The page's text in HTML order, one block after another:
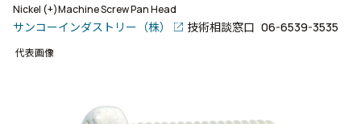
Nickel (+)Machine Screw Pan Head
サンコーインダストリー（株） 技術相談窓口 06-6539-3535
代表画像